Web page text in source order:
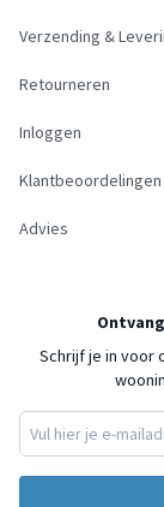
Verzending &
Retourneren
Inloggen
Klantbeoordelingen
Advies
Schrijf je in voor